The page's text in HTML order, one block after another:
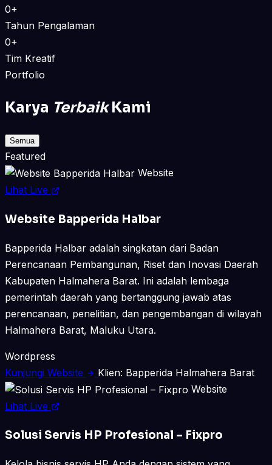
0+
Tahun Pengalaman
0+
Tim Kreatif
Portfolio
Karya TerbaikKami
Semua
Featured
Website
Lihat Live
Website Bapperida Halbar
Bapperida Halbar adalah singkatan dari Badan
Perencanaan Pembangunan, Riset dan Inovasi Daerah
Kabupaten Halmahera Barat. Ini adalah lembaga
pemerintah daerah yang bertanggung jawab atas
perencanaan, penelitian, dan pengembangan di wilayah
Halmahera Barat, Maluku Utara.
Wordpress
Kunjungi Website
Klien: Bapperida Halmahera Barat
Website
Lihat Live
Solusi Servis HP Profesional – Fixpro